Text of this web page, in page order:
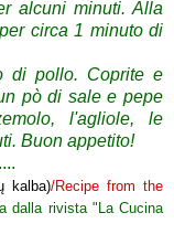
alcuni minuti. Alla
circa 1 minuto di
di pollo. Coprite e
pò di sale e pepe
l'agliole, le
Buon appetito!
kalba)/Recipe from the
dalla rivista "La Cucina